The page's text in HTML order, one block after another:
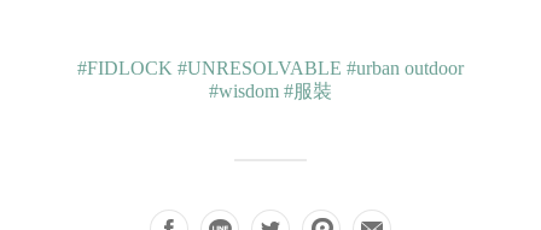
#FIDLOCK #UNRESOLVABLE #urban outdoor
#wisdom #服裝